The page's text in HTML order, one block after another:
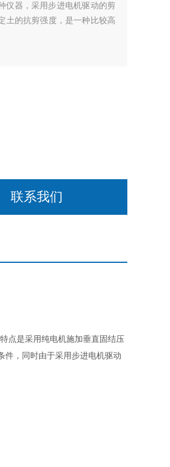
仪器，采用步进电机驱动的剪
土的抗剪强度，是一种比较高
联系我们
点是采用纯电机施加垂直固结压
件，同时由于采用步进电机驱动